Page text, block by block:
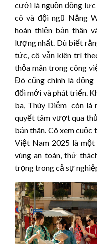
cưới là nguồn động
cô và đội ngũ Nắng
hoàn thiện bản thân
lượng nhất. Dù biết
tức, cô vẫn kiên trì
thỏa mãn trong công
Đó cũng chính là
đổi mới và phát triển.
ba, Thúy Diễm còn là
quyết tâm vượt qua
bản thân. Cô xem cuộc
Việt Nam 2025 là
vùng an toàn, thử
trọng trong cả sự